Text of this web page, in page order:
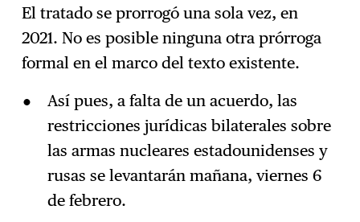
El tratado se prorrogó una sola vez, en
2021. No es posible ninguna otra prórroga
formal en el marco del texto existente.
Así pues, a falta de un acuerdo, las
restricciones jurídicas bilaterales sobre
las armas nucleares estadounidenses y
rusas se levantarán mañana, viernes 6
de febrero.